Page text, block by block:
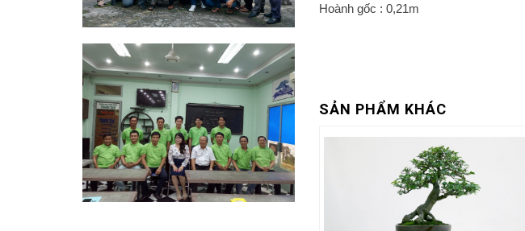
Hoành gốc : 0,21m
SẢN PHẨM KHÁC